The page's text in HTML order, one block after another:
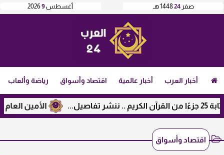
أغسطس9
2026 صفر 241448 هـ
أخبار العرب أخبار عالمية اقتصاد وأسواق رياضة وألعاب
الأمين العام لرابطة
اقتصاد وأسواق